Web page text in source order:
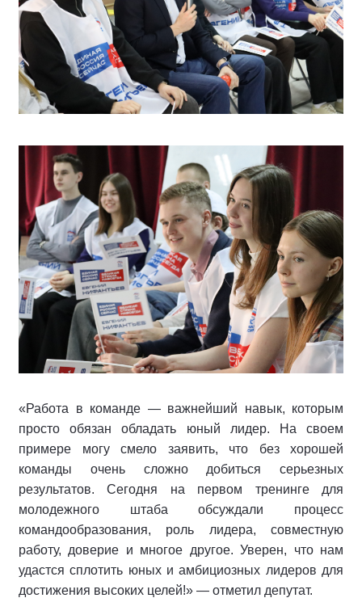
«Работа в команде — важнейший навык, которым
просто обязан обладать юный лидер. На своем
примере могу смело заявить, что без хорошей
команды очень сложно добиться серьезных
результатов. Сегодня на первом тренинге для
молодежного штаба обсуждали процесс
командообразования, роль лидера, совместную
работу, доверие и многое другое. Уверен, что нам
удастся сплотить юных и амбициозных лидеров для
достижения высоких целей!» — отметил депутат.